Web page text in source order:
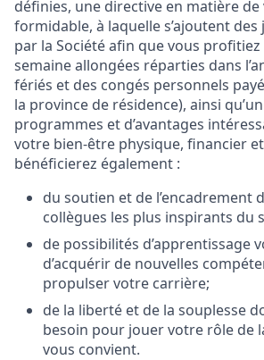
définies, une directive en matière de
formidable, à laquelle s’ajoutent des
par la Société afin que vous
semaine allongées réparties dans
fériés et des congés personnels
la province de résidence), ainsi
programmes et d’avantages
votre bien-être physique, financier
bénéficierez également :
du soutien et de l’encadrement
collègues les plus inspirants du
de possibilités d’apprentissage
d’acquérir de nouvelles
propulser votre carrière;
de la liberté et de la souplesse
besoin pour jouer votre rôle de
vous convient.